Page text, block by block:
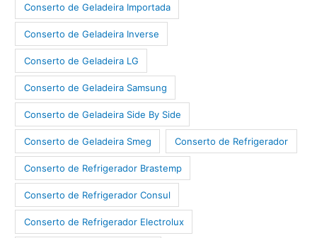
Conserto de Geladeira Importada
Conserto de Geladeira Inverse
Conserto de Geladeira LG
Conserto de Geladeira Samsung
Conserto de Geladeira Side By Side
Conserto de Geladeira Smeg Conserto de Refrigerador
Conserto de Refrigerador Brastemp
Conserto de Refrigerador Consul
Conserto de Refrigerador Electrolux